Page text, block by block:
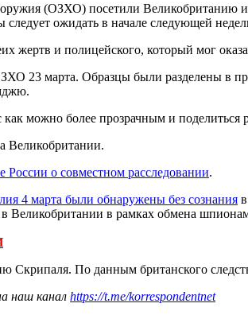
(ОЗХО) посетили Великобританию
ожидать в начале следующей
и полицейского, который мог
23 марта. Образцы были разделены в
можно более прозрачным и
Великобритании.
о совместном расследовании.
4 марта были обнаружены без сознания
Великобритании в рамках обмена
Скрипаля. По данным британского
наш канал https://t.me/korrespondentnet